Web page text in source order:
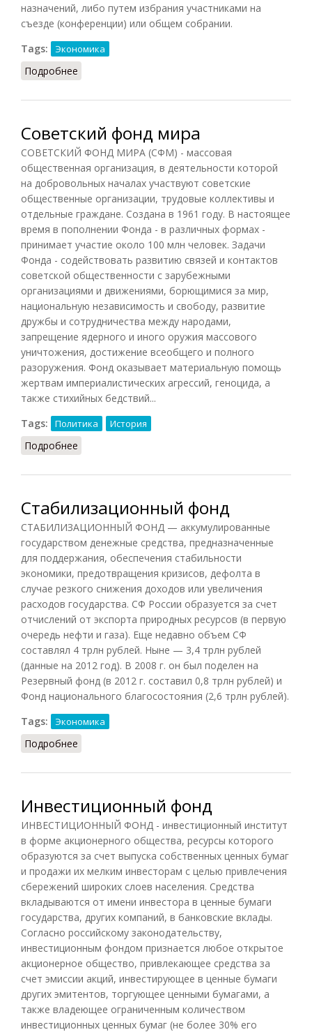
назначений, либо путем избрания участниками на
съезде (конференции) или общем собрании.
Tags:
Экономика
Подробнее
Советский фонд мира
СОВЕТСКИЙ ФОНД МИРА (СФМ) - массовая
общественная организация, в деятельности которой
на добровольных началах участвуют советские
общественные организации, трудовые коллективы и
отдельные граждане. Создана в 1961 году. В настоящее
время в пополнении Фонда - в различных формах -
принимает участие около 100 млн человек. Задачи
Фонда - содействовать развитию связей и контактов
советской общественности с зарубежными
организациями и движениями, борющимися за мир,
национальную независимость и свободу, развитие
дружбы и сотрудничества между народами,
запрещение ядерного и иного оружия массового
уничтожения, достижение всеобщего и полного
разоружения. Фонд оказывает материальную помощь
жертвам империалистических агрессий, геноцида, а
также стихийных бедствий...
Tags:
Политика История
Подробнее
Стабилизационный фонд
СТАБИЛИЗАЦИОННЫЙ ФОНД — аккумулированные
государством денежные средства, предназначенные
для поддержания, обеспечения стабильности
экономики, предотвращения кризисов, дефолта в
случае резкого снижения доходов или увеличения
расходов государства. СФ России образуется за счет
отчислений от экспорта природных ресурсов (в первую
очередь нефти и газа). Еще недавно объем СФ
составлял 4 трлн рублей. Ныне — 3,4 трлн рублей
(данные на 2012 год). В 2008 г. он был поделен на
Резервный фонд (в 2012 г. составил 0,8 трлн рублей) и
Фонд национального благосостояния (2,6 трлн рублей).
Tags:
Экономика
Подробнее
Инвестиционный фонд
ИНВЕСТИЦИОННЫЙ ФОНД - инвестиционный институт
в форме акционерного общества, ресурсы которого
образуются за счет выпуска собственных ценных бумаг
и продажи их мелким инвесторам с целью привлечения
сбережений широких слоев населения. Средства
вкладываются от имени инвестора в ценные бумаги
государства, других компаний, в банковские вклады.
Согласно российскому законодательству,
инвестиционным фондом признается любое открытое
акционерное общество, привлекающее средства за
счет эмиссии акций, инвестирующее в ценные бумаги
других эмитентов, торгующее ценными бумагами, а
также владеющее ограниченным количеством
инвестиционных ценных бумаг (не более 30% его